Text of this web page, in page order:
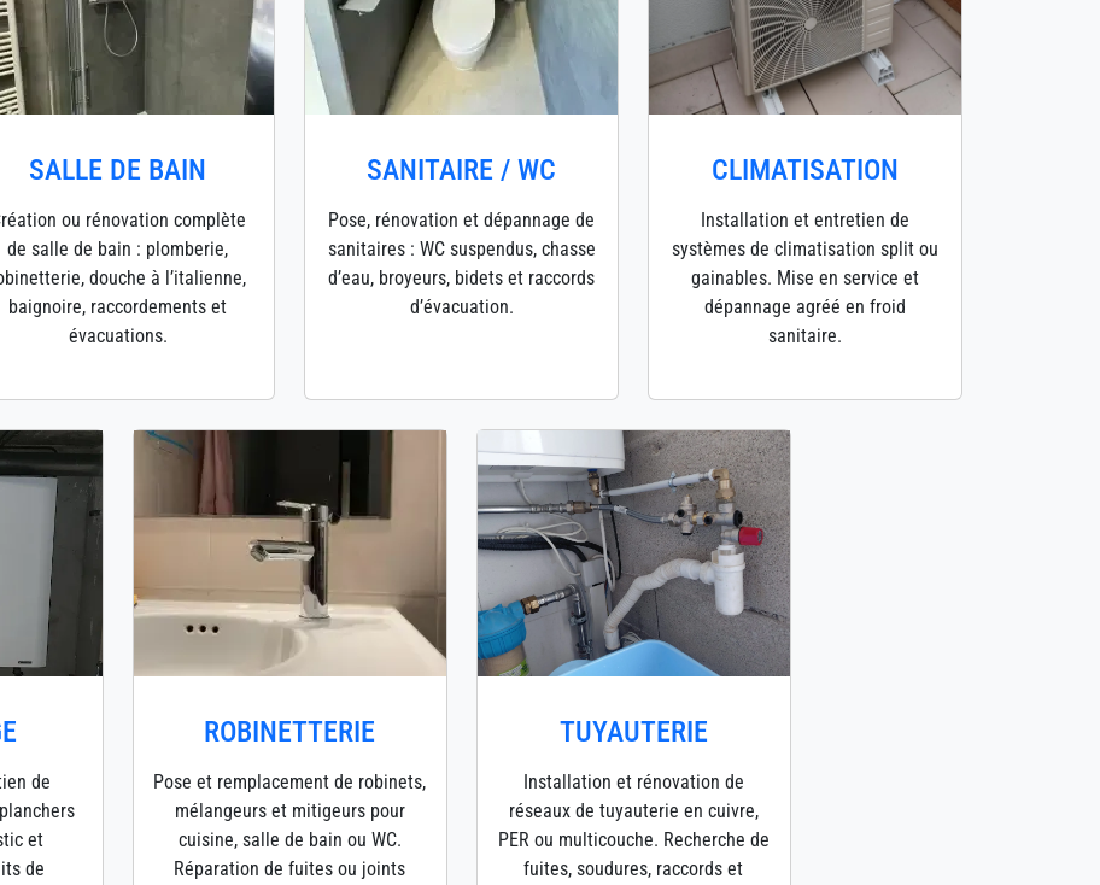
SALLE DE BAIN
ou rénovation complète
de salle de bain : plomberie,
douche à l’italienne,
baignoire, raccordements et
évacuations.
SANITAIRE / WC
Pose, rénovation et dépannage de
sanitaires : WC suspendus, chasse
d’eau, broyeurs, bidets et raccords
d’évacuation.
CLIMATISATION
Installation et entretien de
systèmes de climatisation split ou
gainables. Mise en service et
dépannage agréé en froid
sanitaire.
de
et
de
ROBINETTERIE
Pose et remplacement de robinets,
mélangeurs et mitigeurs pour
cuisine, salle de bain ou WC.
Réparation de fuites ou joints
TUYAUTERIE
Installation et rénovation de
réseaux de tuyauterie en cuivre,
PER ou multicouche. Recherche de
fuites, soudures, raccords et